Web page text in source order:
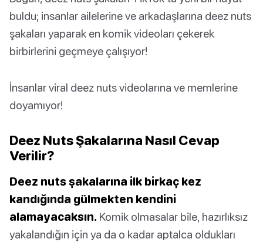
buldu; insanlar ailelerine ve arkadaşlarına deez nuts
şakaları yaparak en komik videoları çekerek
birbirlerini geçmeye çalışıyor!
İnsanlar viral deez nuts videolarına ve memlerine
doyamıyor!
Deez Nuts Şakalarına Nasıl Cevap
Verilir?
Deez nuts şakalarına ilk birkaç kez
kandığında gülmekten kendini
alamayacaksın. Komik olmasalar bile, hazırlıksız
yakalandığın için ya da o kadar aptalca oldukları